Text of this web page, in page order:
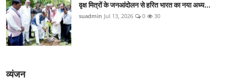
वृक्ष मित्रों के जनआंदोलन से हरित भारत का नया अध्य...
suadmin Jul 13, 2026 0 30
व्यंजन